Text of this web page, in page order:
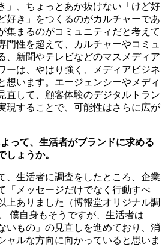
」、ちょっとあか抜けない「けど好
好き」をつくるのがカルチャーであ
集まるのがコミュニティだと考えて
門性を超えて、カルチャーやコミュ
、新聞やテレビなどのマスメディア
ーは、やはり強く、メディアビジネ
想います。エージェンシーやメディ
直して、顧客体験のデジタルトラン
現することで、可能性はさらに広が
って、生活者がブランドに求める
しょうか。
生活者に調査をしたところ、企業
「メッセージだけでなく行動すべ
上ありました（博報堂オリジナル調
僕自身もそうですが、生活者は
いもの」の見直しを進めており、消
ャルな方向に向かっていると思いま